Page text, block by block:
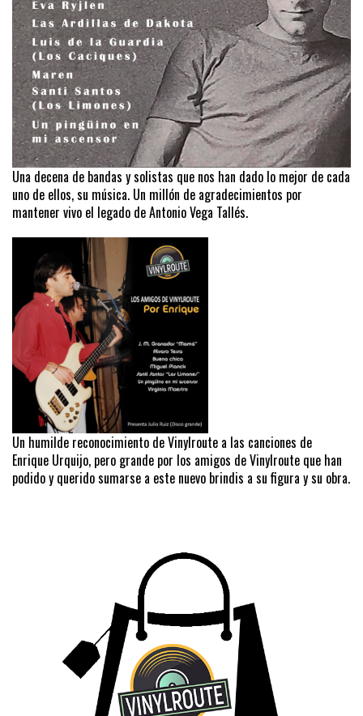
Una decena de bandas y solistas que nos han dado lo mejor de cada
uno de ellos, su música. Un millón de agradecimientos por
mantener vivo el legado de Antonio Vega Tallés.
Un humilde reconocimiento de Vinylroute a las canciones de
Enrique Urquijo, pero grande por los amigos de Vinylroute que han
podido y querido sumarse a este nuevo brindis a su figura y su obra.